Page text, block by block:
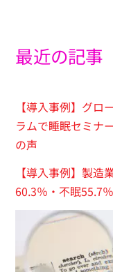
最近の記事
【導入事例】グ
ラムで睡眠セミナ
の声
【導入事例】製造
60.3％・不眠55.7